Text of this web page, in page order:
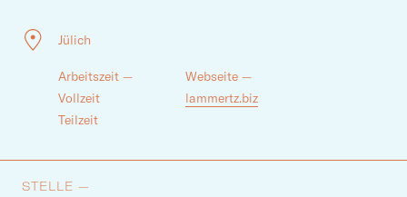
Jülich
Arbeitszeit —
Vollzeit
Teilzeit
Webseite —
lammertz.biz
STELLE —